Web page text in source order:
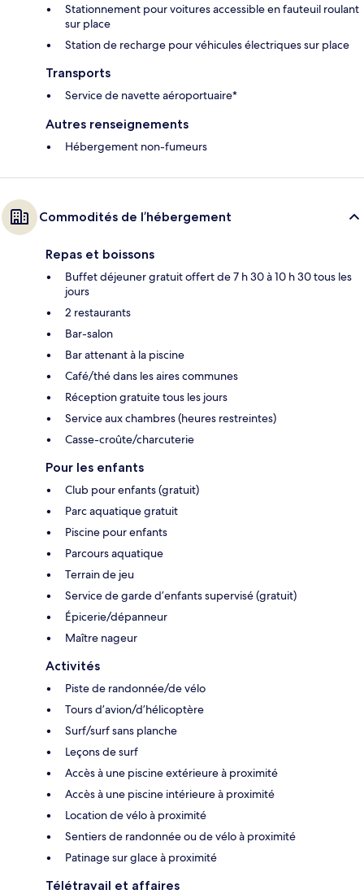
Stationnement pour voitures accessible en fauteuil roulant
sur place
Station de recharge pour véhicules électriques sur place
Transports
Service de navette aéroportuaire*
Autres renseignements
Hébergement non-fumeurs
Commodités de l’hébergement
Repas et boissons
Buffet déjeuner gratuit offert de 7 h 30 à 10 h 30 tous les
jours
2 restaurants
Bar-salon
Bar attenant à la piscine
Café/thé dans les aires communes
Réception gratuite tous les jours
Service aux chambres (heures restreintes)
Casse-croûte/charcuterie
Pour les enfants
Club pour enfants (gratuit)
Parc aquatique gratuit
Piscine pour enfants
Parcours aquatique
Terrain de jeu
Service de garde d’enfants supervisé (gratuit)
Épicerie/dépanneur
Maître nageur
Activités
Piste de randonnée/de vélo
Tours d’avion/d’hélicoptère
Surf/surf sans planche
Leçons de surf
Accès à une piscine extérieure à proximité
Accès à une piscine intérieure à proximité
Location de vélo à proximité
Sentiers de randonnée ou de vélo à proximité
Patinage sur glace à proximité
Télétravail et affaires